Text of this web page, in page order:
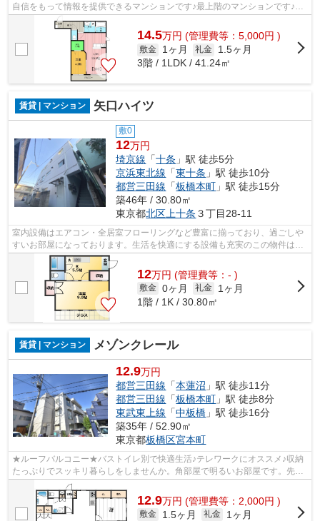
自信をもって情報を提供できるマンションです♪最上階のマンションです♪夏
場は特に涼しい通風良好な環境の良い...
14.5万円 (管理費等：5,000円 )
敷金 1ヶ月 礼金
1.5ヶ月
3階 / 1LDK / 41.24㎡
賃貸 | マンション 矢口ハイツ
敷0
12万円
埼京線 「十条 」駅 徒歩5分
京浜東北線 「東十条 」駅 徒歩10分
都営三田線 「板橋本町 」駅 徒歩15分
築46年 / 30.80㎡
東京都北区上十条 ３丁目28-11
室内設備はエアコン・全居室フローリングなど豊富に揃っており、過ごしや
すいお部屋になっております。生活を快適にする設備も充実のこの物件は月
12万円です。人気のルームシェアのご...
12万円 (管理費等：- )
敷金 0ヶ月 礼金
1ヶ月
1階 / 1K / 30.80㎡
賃貸 | マンション メゾンクレール
12.9万円
都営三田線 「本蓮沼 」駅 徒歩11分
都営三田線 「板橋本町 」駅 徒歩8分
東武東上線 「中板橋 」駅 徒歩16分
築35年 / 52.90㎡
東京都板橋区宮本町
★ルーフバルコニー★バストイレ別で快適生活♪テレワークにオススメ♪収納
たっぷりでスッキリ暮らしをしませんか。角部屋で明るいお部屋です。先行
12.9万円 (管理費等：2,000円 )
敷金 1.5ヶ月 礼金
1ヶ月